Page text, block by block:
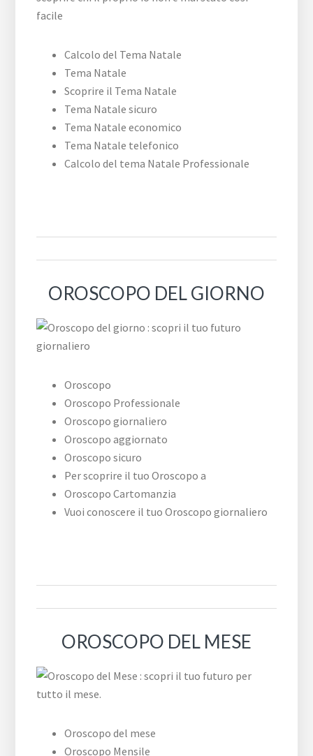
Calcolo del Tema Natale
Tema Natale
Scoprire il Tema Natale
Tema Natale sicuro
Tema Natale economico
Tema Natale telefonico
Calcolo del tema Natale Professionale
OROSCOPO DEL GIORNO
Oroscopo
Oroscopo Professionale
Oroscopo giornaliero
Oroscopo aggiornato
Oroscopo sicuro
Per scoprire il tuo Oroscopo a
Oroscopo Cartomanzia
Vuoi conoscere il tuo Oroscopo giornaliero
OROSCOPO DEL MESE
Oroscopo del mese
Oroscopo Mensile